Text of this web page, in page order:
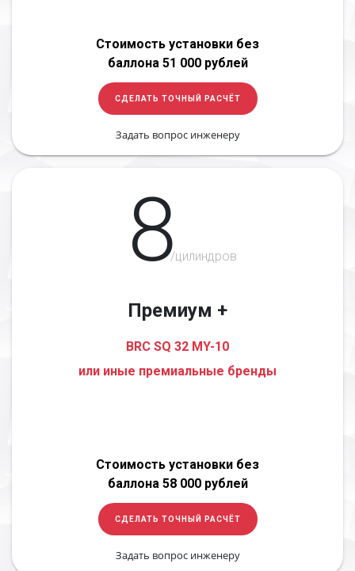
Стоимость установки без
баллона 51 000 рублей
СДЕЛАТЬ ТОЧНЫЙ РАСЧЁТ
Задать вопрос инженеру
8/цилиндров
Премиум +
BRC SQ 32 MY-10
или иные премиальные бренды
Стоимость установки без
баллона 58 000 рублей
СДЕЛАТЬ ТОЧНЫЙ РАСЧЁТ
Задать вопрос инженеру